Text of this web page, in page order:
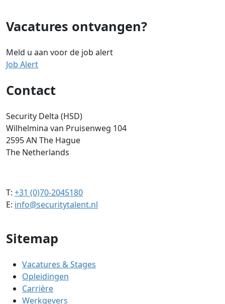
Vacatures ontvangen?
Meld u aan voor de job alert
Job Alert
Contact
Security Delta (HSD)
Wilhelmina van Pruisenweg 104
2595 AN The Hague
The Netherlands
T: +31 (0)70-2045180
E: info@securitytalent.nl
Sitemap
Vacatures & Stages
Opleidingen
Carrière
Werkgevers